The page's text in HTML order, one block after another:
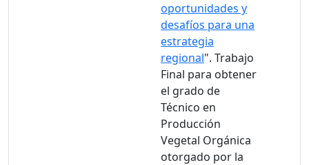
oportunidades y
desafíos para una
estrategia
regional". Trabajo
Final para obtener
el grado de
Técnico en
Producción
Vegetal Orgánica
otorgado por la